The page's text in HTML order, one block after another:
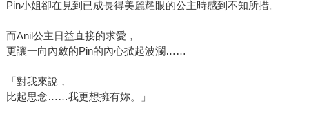
Pin小姐卻在見到已成長得美麗耀眼的公主時感到不知所措。
而Anil公主日益直接的求愛，
更讓一向內斂的Pin的內心掀起波瀾……
「對我來說，
比起思念……我更想擁有妳。」